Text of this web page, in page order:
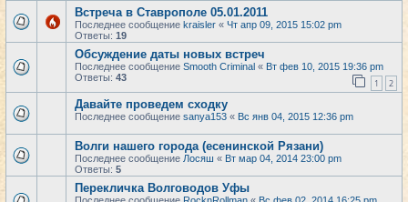
Встреча в Ставрополе 05.01.2011
Последнее сообщение kraisler « Чт апр 09, 2015 15:02 pm
Ответы: 19
Обсуждение даты новых встреч
Последнее сообщение Smooth Criminal « Вт фев 10, 2015 19:36 pm
Ответы: 43 1 2
Давайте проведем сходку
Последнее сообщение sanya153 « Вс янв 04, 2015 12:36 pm
Волги нашего города (есенинской Рязани)
Последнее сообщение Лосяш « Вт мар 04, 2014 23:00 pm
Ответы: 5
Перекличка Волговодов Уфы